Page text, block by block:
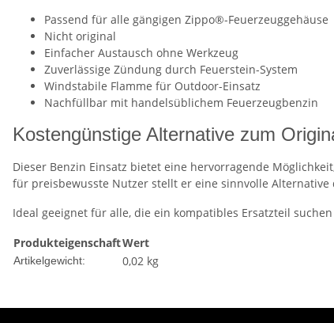
Passend für alle gängigen Zippo®-Feuerzeuggehäuse
Nicht original
Einfacher Austausch ohne Werkzeug
Zuverlässige Zündung durch Feuerstein-System
Windstabile Flamme für Outdoor-Einsatz
Nachfüllbar mit handelsüblichem Feuerzeugbenzin
Kostengünstige Alternative zum
Dieser Benzin Einsatz bietet eine hervorragende
für preisbewusste Nutzer stellt er eine sinnvolle
Ideal geeignet für alle, die ein kompatibles Ersatzteil
ProdukteigenschaftWert
Artikelgewicht: 0,02 kg